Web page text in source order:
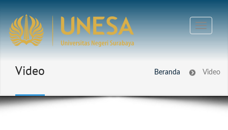
Video Beranda Video